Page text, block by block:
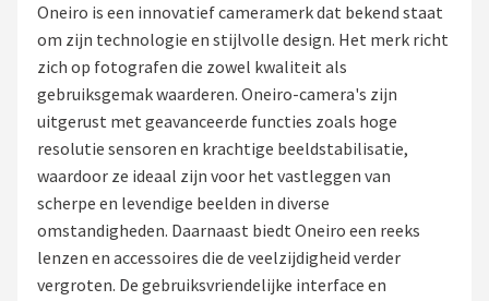
Blog
Beveiligingscamera's
Camera Deurbellen
NAS
Shop
Oneiro is een innovatief cameramerk dat bekend staat
om zijn technologie en stijlvolle design. Het merk richt
zich op fotografen die zowel kwaliteit als
gebruiksgemak waarderen. Oneiro-camera's zijn
uitgerust met geavanceerde functies zoals hoge
resolutie sensoren en krachtige beeldstabilisatie,
waardoor ze ideaal zijn voor het vastleggen van
scherpe en levendige beelden in diverse
omstandigheden. Daarnaast biedt Oneiro een reeks
lenzen en accessoires die de veelzijdigheid verder
vergroten. De gebruiksvriendelijke interface en